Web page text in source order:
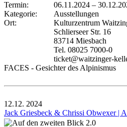
Termin: 06.11.2024 –
Kategorie:
Ausstellungen
Ort:
Kulturzentrum
Schlierseer Str. 16
83714 Miesbach
Tel. 08025 7000-0
ticket@waitzinger-
FACES - Gesichter des Alpinismus
12.12. 2024
Jack Griesbeck & Chrissi Obwexer |